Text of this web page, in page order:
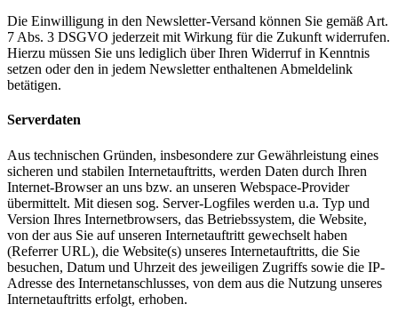
Die Einwilligung in den Newsletter-Versand können Sie gemäß Art.
7 Abs. 3 DSGVO jederzeit mit Wirkung für die Zukunft widerrufen.
Hierzu müssen Sie uns lediglich über Ihren Widerruf in Kenntnis
setzen oder den in jedem Newsletter enthaltenen Abmeldelink
betätigen.
Serverdaten
Aus technischen Gründen, insbesondere zur Gewährleistung eines
sicheren und stabilen Internetauftritts, werden Daten durch Ihren
Internet-Browser an uns bzw. an unseren Webspace-Provider
übermittelt. Mit diesen sog. Server-Logfiles werden u.a. Typ und
Version Ihres Internetbrowsers, das Betriebssystem, die Website,
von der aus Sie auf unseren Internetauftritt gewechselt haben
(Referrer URL), die Website(s) unseres Internetauftritts, die Sie
besuchen, Datum und Uhrzeit des jeweiligen Zugriffs sowie die IP-
Adresse des Internetanschlusses, von dem aus die Nutzung unseres
Internetauftritts erfolgt, erhoben.